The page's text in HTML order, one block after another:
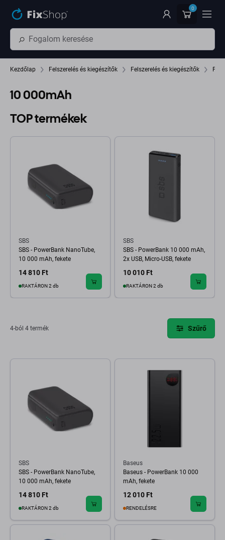
0
Kezdőlap Felszerelés és kiegészítők Felszerelés és kiegészítők
10 000mAh
TOP termékek
SBS
SBS - PowerBank NanoTube,
10 000 mAh, fekete
14 810 Ft
RAKTÁRON 2 db
SBS
SBS - PowerBank 10 000 mAh,
2x USB, Micro-USB, fekete
10 010 Ft
RAKTÁRON 2 db
4-ból 4 termék Szűrő
SBS
SBS - PowerBank NanoTube,
10 000 mAh, fekete
14 810 Ft
RAKTÁRON 2 db
Baseus
Baseus - PowerBank 10 000
mAh, fekete
12 010 Ft
RENDELÉSRE